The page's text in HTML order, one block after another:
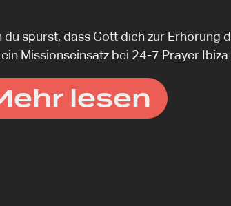
du spürst, dass Gott dich zur Erhörung
Missionseinsatz bei 24-7 Prayer
lesen